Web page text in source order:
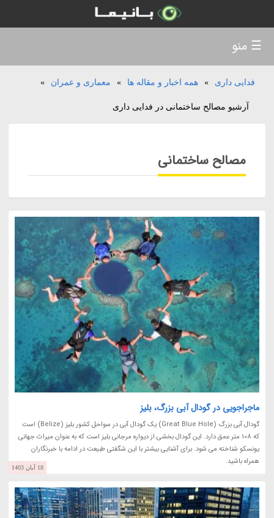
فدایی داری » همه اخبار و مقاله ها » معماری و عمران »
آرشیو مصالح ساختمانی در فدایی داری
مصالح ساختمانی
ماجراجویی در گودال آبی بزرگ، بلیز
گودال آبی بزرگ (Great Blue Hole) یک گودال آبی در سواحل کشور بلیز (Belize) است
که 108 متر عمق دارد. این گودال بخشی از دیواره مرجانی بلیز است که به عنوان میراث جهانی
یونسکو شناخته می شود. برای آشنایی بیشتر با این شگفتی طبیعت در ادامه با خبرنگاران
همراه باشید.
18 آبان 1403
☰ منو